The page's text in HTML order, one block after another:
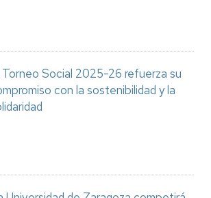
Torneo Social 2025-26 refuerza su
con la sostenibilidad y la